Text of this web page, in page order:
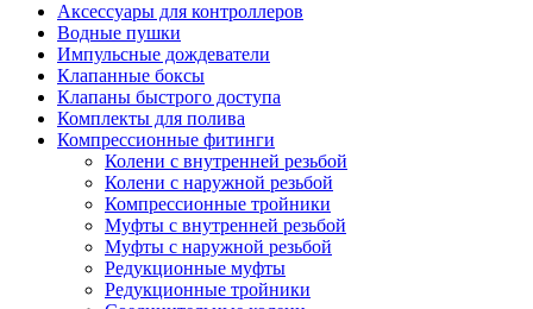
Аксессуары для контроллеров
Водные пушки
Импульсные дождеватели
Клапанные боксы
Клапаны быстрого доступа
Комплекты для полива
Компрессионные фитинги
Колени с внутренней резьбой
Колени с наружной резьбой
Компрессионные тройники
Муфты с внутренней резьбой
Муфты с наружной резьбой
Редукционные муфты
Редукционные тройники